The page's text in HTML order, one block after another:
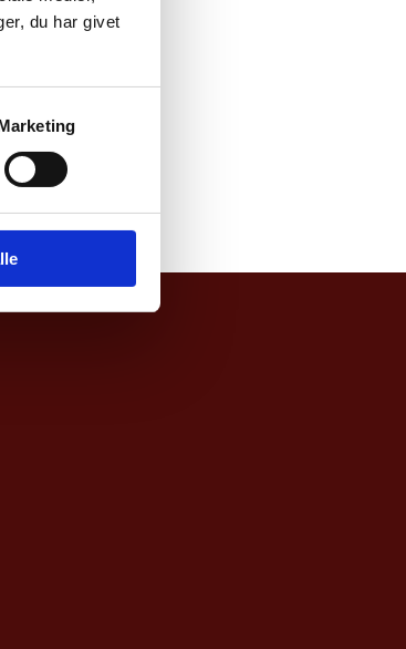
du har givet
Litauen